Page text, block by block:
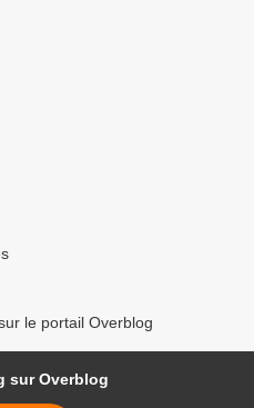
le portail Overblog
sur Overblog